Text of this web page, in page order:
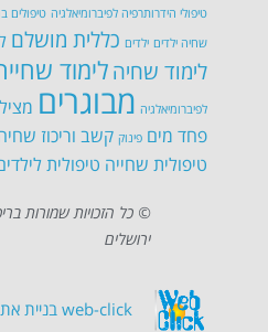
טיפולי הידרותרפיה לפיברומיאלגיה טיפולים
שחיה ילדים ילדים כללית מושלם
לימוד שחיהלימוד
לפיברומיאלגיה מבוגרים
פחד מים פינוק קשב וריכוז שחיה
טיפולית שחייה טיפולית
© כל הזכויות שמורות
ירושלים
web-click בניית